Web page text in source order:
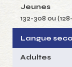
Jeunes
132-308 ou
Langue
Adultes